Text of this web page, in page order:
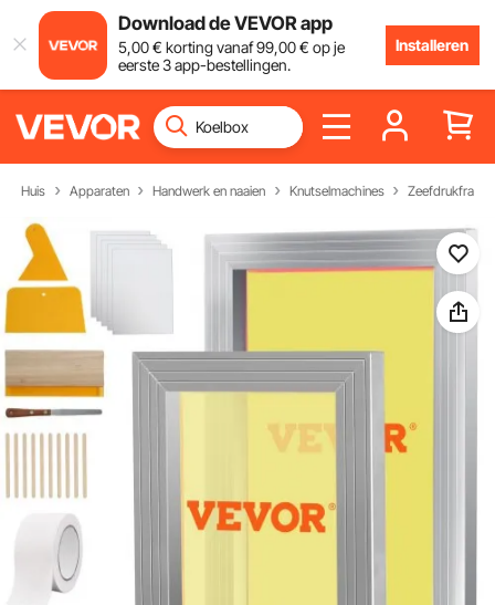
Download de VEVOR app
5,00€ korting vanaf99,00€ op je
eerste 3 app-bestellingen.
Installeren
Huis Apparaten Handwerk en naaien Knutselmachines Zeefdrukframe